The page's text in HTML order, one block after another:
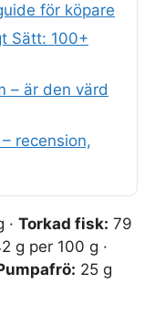
för köpare
Sätt: 100+
– är den värd
recension,
· Torkad fisk: 79
g per 100 g ·
25 g